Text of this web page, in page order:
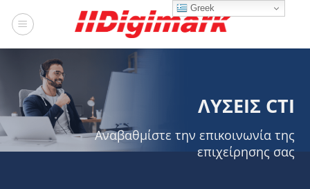
στο
ΛΥΣΕΙΣ CTI
Αναβαθμίστε την επικοινωνία της
επιχείρησης σας
Greek